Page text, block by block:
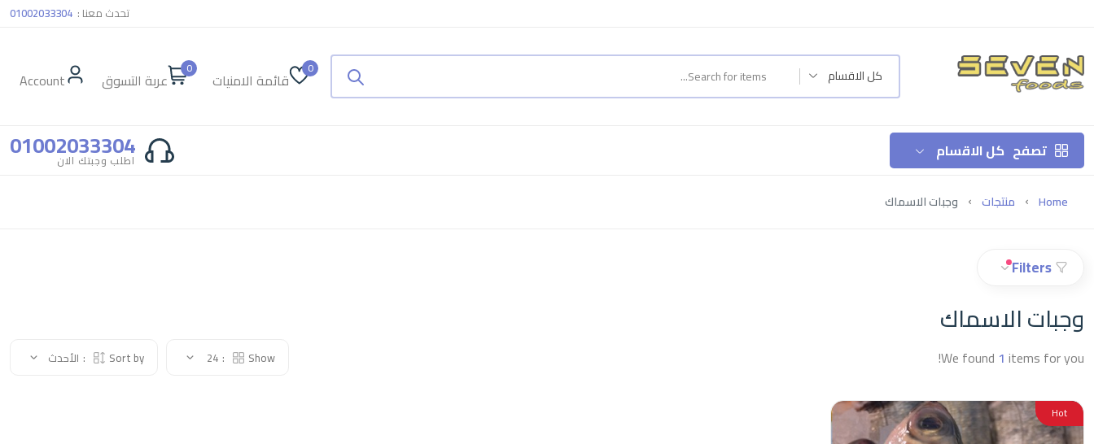
تحدث معنا : 01002033304
كل الاقسام 0
قائمة الامنيات
0
عربة التسوق Account
تصفح كل الاقسام 01002033304
اطلب وجبتك الان
Home منتجات وجبات الاسماك
Filters
وجبات الاسماك
We found 1 items for you!
Show:
24
Sort by: الأحدث
Hot